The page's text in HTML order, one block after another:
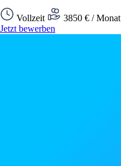
Vollzeit 3850 € / Monat
Jetzt bewerben